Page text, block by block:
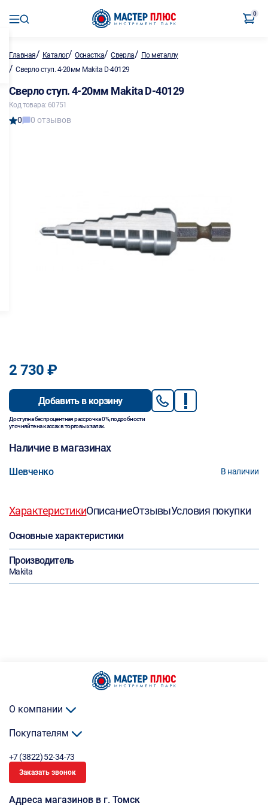
0
Главная/ Каталог/Оснастка/Сверла/ По металлу
/ Сверло ступ. 4-20мм Makita D-40129
Сверло ступ. 4-20мм Makita D-40129
Код товара: 60751
0 0 отзывов
2 730 ₽
Добавить в корзину
Доступна беспроцентная рассрочка 0%, подробности
уточняйте на кассах в торговых залах.
Наличие в магазинах
Шевченко В наличии
ХарактеристикиОписаниеОтзывыУсловия покупки
Основные характеристики
Производитель
Makita
О компании
Покупателям
+7 (3822) 52-34-73
Заказать звонок
Адреса магазинов в г. Томск